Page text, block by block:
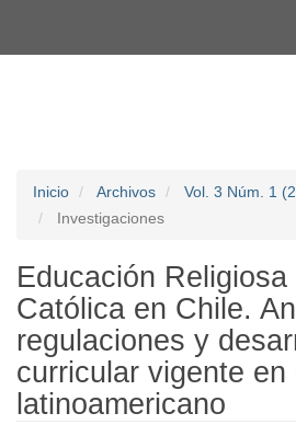
Inicio Archivos
Vol. 3 Núm. 1
Investigaciones
Educación
Católica en Chile.
regulaciones y
curricular vigente
latinoamericano